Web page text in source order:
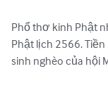
Phổ thơ kinh Phật
Phật lịch 2566.
sinh nghèo của hội